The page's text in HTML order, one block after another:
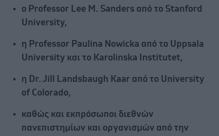
ο Professor Lee M. Sanders από το Stanford
University,
η Professor Paulina Nowicka από το Uppsala
University και το Karolinska Institutet,
η Dr. Jill Landsbaugh Kaar από το University
of Colorado,
καθώς και εκπρόσωποι διεθνών
πανεπιστημίων και οργανισμών από την